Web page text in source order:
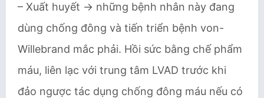
– Xuất huyết → những bệnh nhân này đang
dùng chống đông và tiến triển bệnh von-
Willebrand mắc phải. Hồi sức bằng chế phẩm
máu, liên lạc với trung tâm LVAD trước khi
đảo ngược tác dụng chống đông máu nếu có